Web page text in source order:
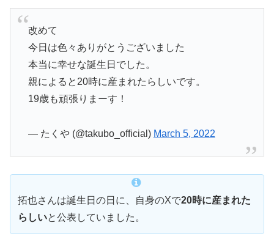
改めて
今日は色々ありがとうございました
本当に幸せな誕生日でした。
親によると20時に産まれたらしいです。
19歳も頑張りまーす！
— たくや (@takubo_official) March 5, 2022
拓也さんは誕生日の日に、自身のXで20時に産まれた
らしいと公表していました。